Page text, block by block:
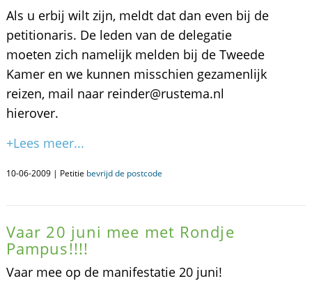
Als u erbij wilt zijn, meldt dat dan even bij de
petitionaris. De leden van de delegatie
moeten zich namelijk melden bij de Tweede
Kamer en we kunnen misschien gezamenlijk
reizen, mail naar reinder@rustema.nl
hierover.
+Lees meer...
10-06-2009 | Petitie bevrijd de postcode
Vaar 20 juni mee met Rondje
Pampus!!!!
Vaar mee op de manifestatie 20 juni!